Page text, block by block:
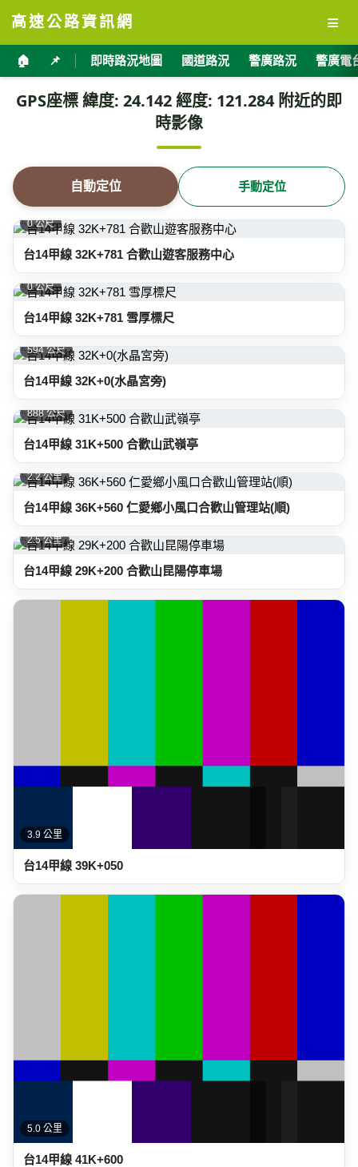
高速公路資訊網 ≡
🏠 📌 即時路況地圖 國道路況 警廣路況 警廣電
GPS座標 緯度: 24.142 經度: 121.284 附近的即
時影像
自動定位 手動定位
0 公尺
台14甲線 32K+781 合歡山遊客服務中心
0 公尺
台14甲線 32K+781 雪厚標尺
594 公尺
台14甲線 32K+0(水晶宮旁)
888 公尺
台14甲線 31K+500 合歡山武嶺亭
2.2 公里
台14甲線 36K+560 仁愛鄉小風口合歡山管理站(順)
2.5 公里
台14甲線 29K+200 合歡山昆陽停車場
3.9 公里
台14甲線 39K+050
5.0 公里
台14甲線 41K+600